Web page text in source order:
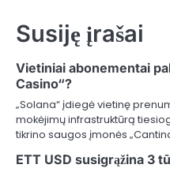
Susiję įrašai
Vietiniai abonementai
Casino“?
„Solana“ įdiegė vietinę
mokėjimų infrastruktūrą
tikrino saugos įmonės
ETT USD susigrąžina 3